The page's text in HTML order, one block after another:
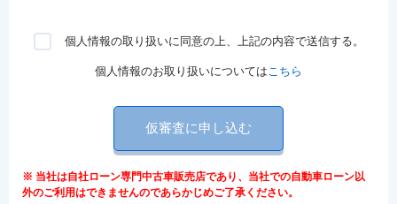
個人情報の取り扱いに同意の上、上記の内容で送信する。
個人情報のお取り扱いについてはこちら
仮審査に申し込む
※ 当社は自社ローン専門中古車販売店であり、当社での自動車ローン以
外のご利用はできませんのであらかじめご了承ください。